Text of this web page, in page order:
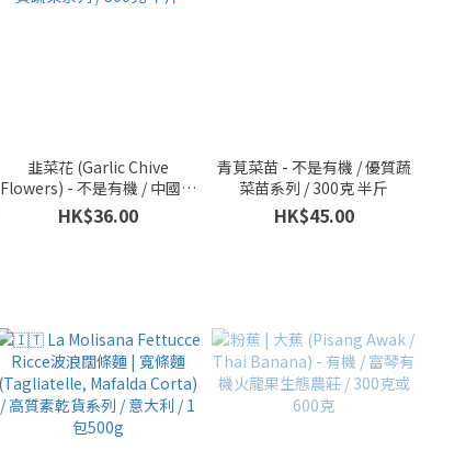
韭菜花 (Garlic Chive
Flowers) - 不是有機 / 中國優
質蔬菜系列 / 300克 半斤
HK$36.00
青莧菜苗 - 不是有機 / 優質蔬
菜苗系列 / 300克 半斤
HK$45.00